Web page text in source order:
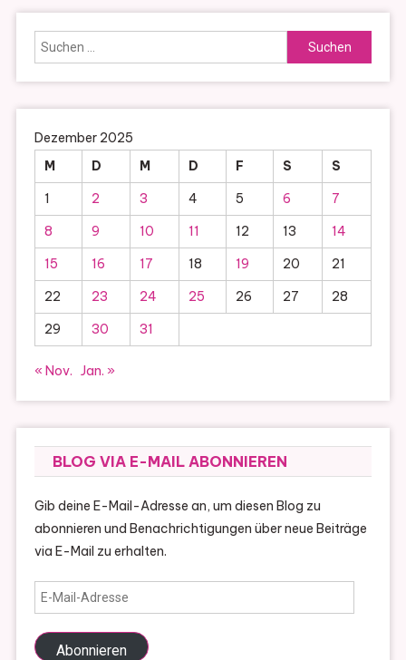
Suchen
nach:
Dezember 2025
M
D M D F S
S
1
2 3 4 5 6
7
8
9 10 11 12 13
14
15
16 17 18 19 20
21
22
23 24 25 26 27
28
29
30 31
« Nov. Jan. »
BLOG VIA E-MAIL ABONNIEREN
Gib deine E-Mail-Adresse an, um diesen Blog zu
abonnieren und Benachrichtigungen über neue Beiträge
via E-Mail zu erhalten.
E-
Mail-
Adresse
Abonnieren